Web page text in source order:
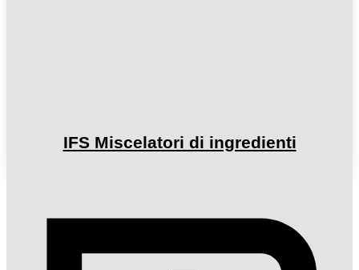
IFS Miscelatori di ingredienti